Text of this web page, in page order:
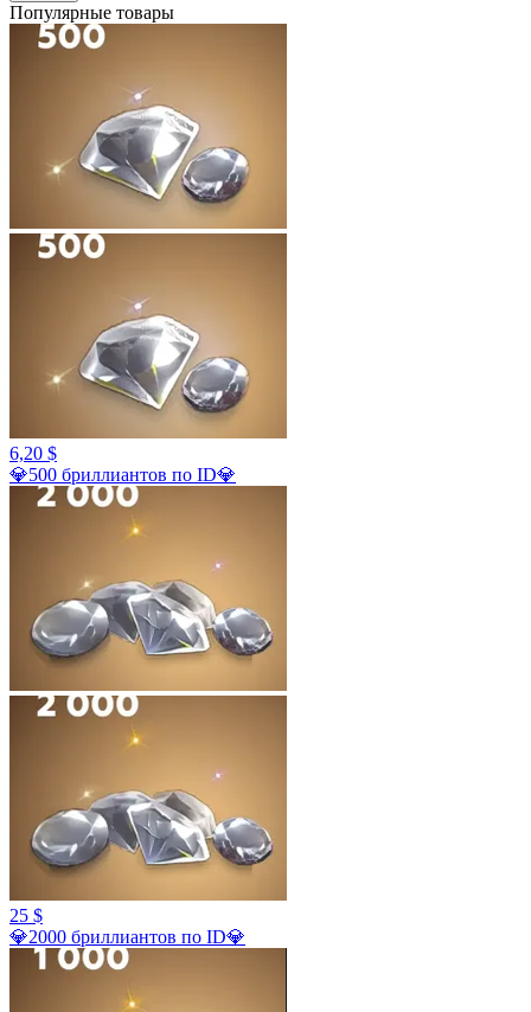
Популярные товары
6,20 $
💎500 бриллиантов по ID💎
25 $
💎2000 бриллиантов по ID💎